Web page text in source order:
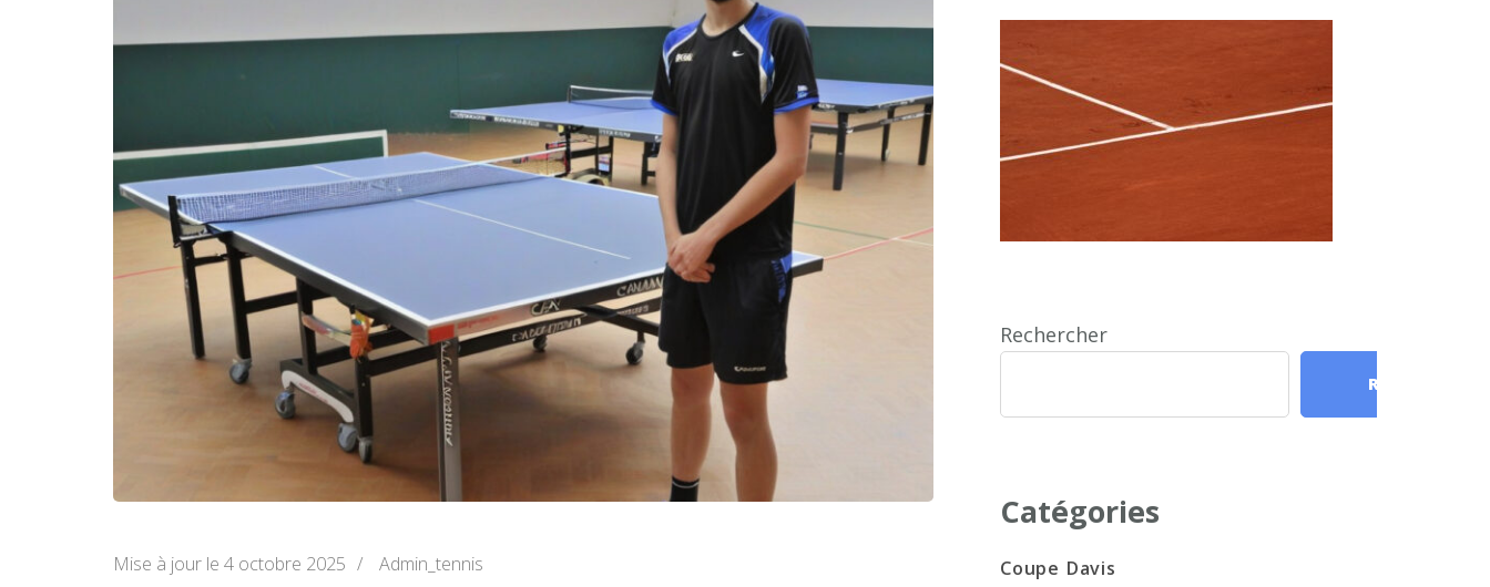
Mise à jour le 4 octobre 2025 / Admin_tennis
Rechercher
Rechercher
Catégories
Coupe Davis